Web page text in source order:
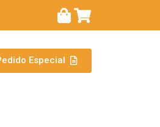
Especial